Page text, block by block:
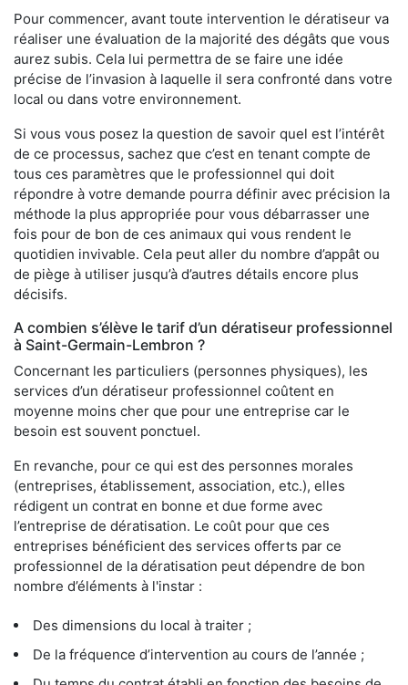
Pour commencer, avant toute intervention le dératiseur va
réaliser une évaluation de la majorité des dégâts que vous
aurez subis. Cela lui permettra de se faire une idée
précise de l’invasion à laquelle il sera confronté dans votre
local ou dans votre environnement.
Si vous vous posez la question de savoir quel est l’intérêt
de ce processus, sachez que c’est en tenant compte de
tous ces paramètres que le professionnel qui doit
répondre à votre demande pourra définir avec précision la
méthode la plus appropriée pour vous débarrasser une
fois pour de bon de ces animaux qui vous rendent le
quotidien invivable. Cela peut aller du nombre d’appât ou
de piège à utiliser jusqu’à d’autres détails encore plus
décisifs.
A combien s’élève le tarif d’un dératiseur professionnel
à Saint-Germain-Lembron ?
Concernant les particuliers (personnes physiques), les
services d’un dératiseur professionnel coûtent en
moyenne moins cher que pour une entreprise car le
besoin est souvent ponctuel.
En revanche, pour ce qui est des personnes morales
(entreprises, établissement, association, etc.), elles
rédigent un contrat en bonne et due forme avec
l’entreprise de dératisation. Le coût pour que ces
entreprises bénéficient des services offerts par ce
professionnel de la dératisation peut dépendre de bon
nombre d’éléments à l'instar :
Des dimensions du local à traiter ;
De la fréquence d’intervention au cours de l’année ;